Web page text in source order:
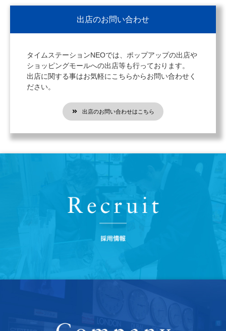
出店のお問い合わせ
タイムステーションNEOでは、ポップアップの出店や
ショッピングモールへの出店等も行っております。
出店に関する事はお気軽にこちらからお問い合わせく
ださい。
出店のお問い合わせはこちら